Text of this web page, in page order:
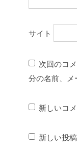
サイト
次回のコ
分の名前、メ
新しいコ
新しい投